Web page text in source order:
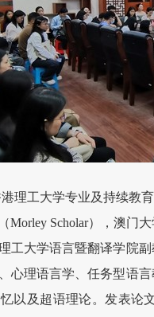
理工大学专业及持续教
Morley Scholar），澳门
工大学语言暨翻译学院
心理语言学、任务型语
以及超语理论。发表论